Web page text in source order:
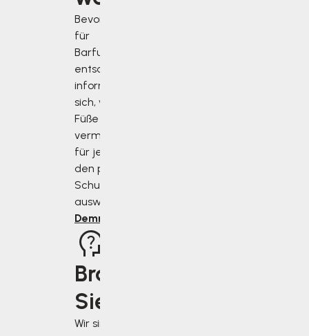
Bevor Sie sich
für
Barfußschuhe
entscheiden,
informieren Sie
sich, wie Sie Ihre
Füße richtig
vermessen und
für jeden Anlass
den perfekten
Schuh
auswählen.
Demnächst
Brauchen
Sie Rat?
Wir sind für Sie da,